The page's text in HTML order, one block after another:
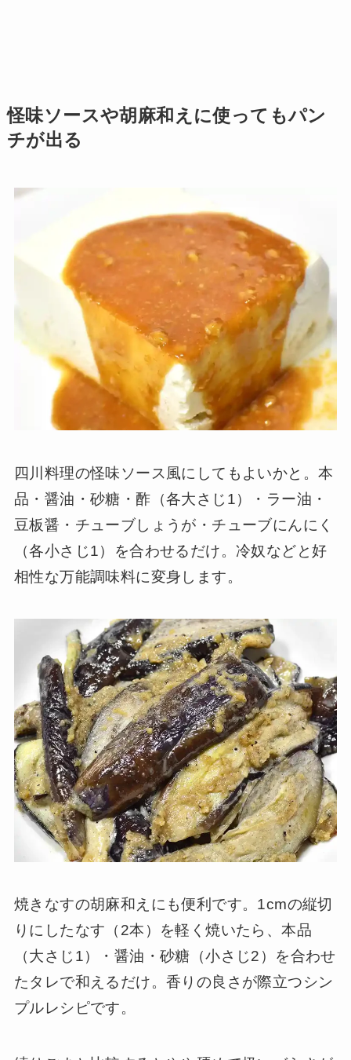
怪味ソースや胡麻和えに使ってもパン
チが出る
四川料理の怪味ソース風にしてもよいかと。本
品・醤油・砂糖・酢（各大さじ1）・ラー油・
豆板醤・チューブしょうが・チューブにんにく
（各小さじ1）を合わせるだけ。冷奴などと好
相性な万能調味料に変身します。
焼きなすの胡麻和えにも便利です。1cmの縦切
りにしたなす（2本）を軽く焼いたら、本品
（大さじ1）・醤油・砂糖（小さじ2）を合わせ
たタレで和えるだけ。香りの良さが際立つシン
プルレシピです。